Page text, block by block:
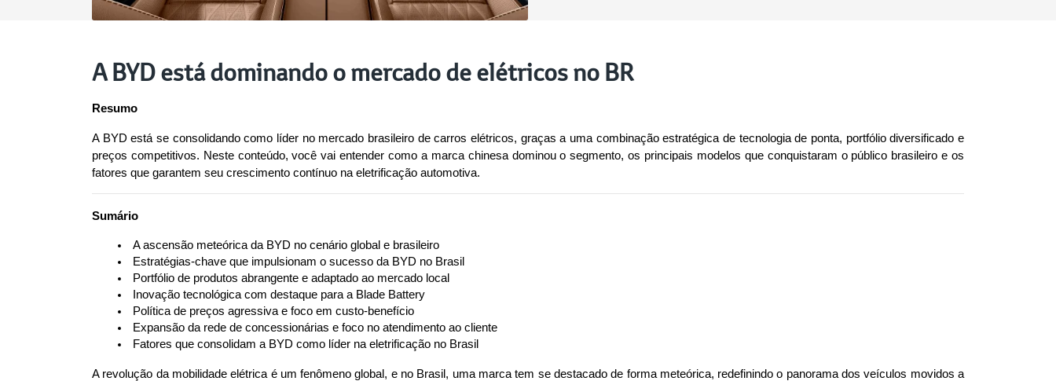
A BYD está dominando o mercado de elétricos no BR
Resumo
A BYD está se consolidando como líder no mercado brasileiro de carros elétricos, graças a uma combinação estratégica de tecnologia de ponta, portfólio diversificado e
preços competitivos. Neste conteúdo, você vai entender como a marca chinesa dominou o segmento, os principais modelos que conquistaram o público brasileiro e os
fatores que garantem seu crescimento contínuo na eletrificação automotiva.
Sumário
A ascensão meteórica da BYD no cenário global e brasileiro
Estratégias-chave que impulsionam o sucesso da BYD no Brasil
Portfólio de produtos abrangente e adaptado ao mercado local
Inovação tecnológica com destaque para a Blade Battery
Política de preços agressiva e foco em custo-benefício
Expansão da rede de concessionárias e foco no atendimento ao cliente
Fatores que consolidam a BYD como líder na eletrificação no Brasil
A revolução da mobilidade elétrica é um fenômeno global, e no Brasil, uma marca tem se destacado de forma meteórica, redefinindo o panorama dos veículos movidos a